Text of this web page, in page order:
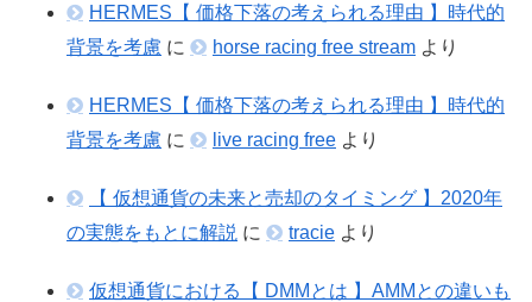
HERMES【 価格下落の考えられる理由 】時代的
背景を考慮 に horse racing free stream より
HERMES【 価格下落の考えられる理由 】時代的
背景を考慮 に live racing free より
【 仮想通貨の未来と売却のタイミング 】2020年
の実態をもとに解説 に tracie より
仮想通貨における【 DMMとは 】AMMとの違いも